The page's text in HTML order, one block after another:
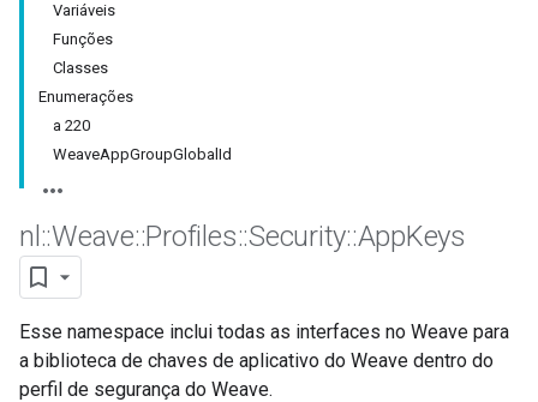
Variáveis
Funções
Classes
Enumerações
a 220
WeaveAppGroupGlobalId
nl ::Weave::Profiles::Security::AppKeys
Esse namespace inclui todas as interfaces no Weave para
a biblioteca de chaves de aplicativo do Weave dentro do
perfil de segurança do Weave.